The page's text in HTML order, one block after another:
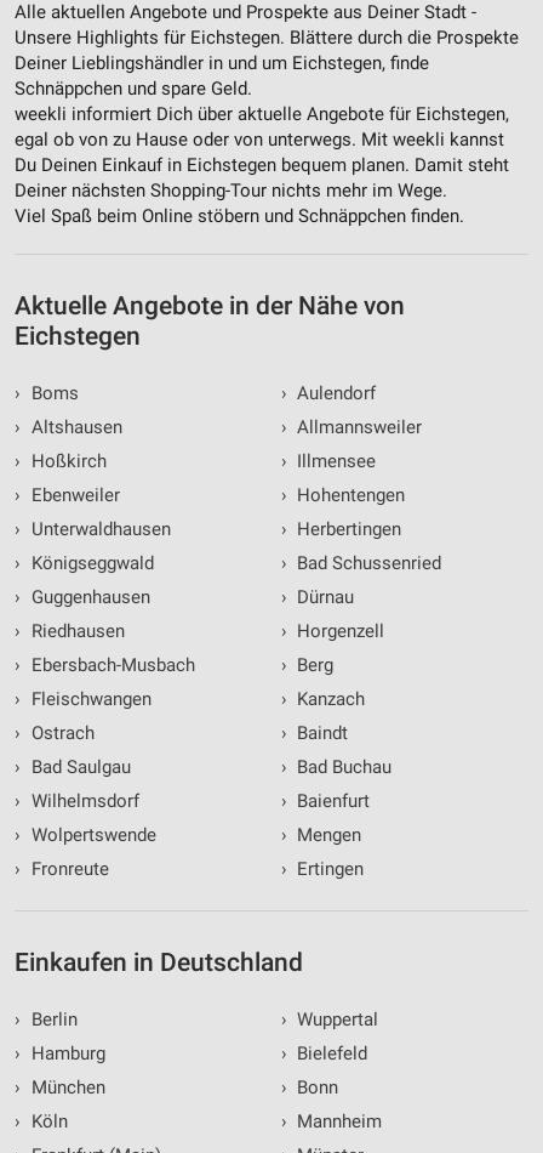
Alle aktuellen Angebote und Prospekte aus Deiner Stadt -
Unsere Highlights für Eichstegen. Blättere durch die Prospekte
Deiner Lieblingshändler in und um Eichstegen, finde
Schnäppchen und spare Geld.
weekli informiert Dich über aktuelle Angebote für Eichstegen,
egal ob von zu Hause oder von unterwegs. Mit weekli kannst
Du Deinen Einkauf in Eichstegen bequem planen. Damit steht
Deiner nächsten Shopping-Tour nichts mehr im Wege.
Viel Spaß beim Online stöbern und Schnäppchen finden.
Aktuelle Angebote in der Nähe von
Eichstegen
›
Boms
› Altshausen
›
Hoßkirch
›
Ebenweiler
›
Unterwaldhausen
›
Königseggwald
›
Guggenhausen
›
Riedhausen
›
Ebersbach-Musbach
›
Fleischwangen
›
Ostrach
›
Bad Saulgau
› Wilhelmsdorf
› Wolpertswende
›
Fronreute
› Aulendorf
› Allmannsweiler
› Illmensee
› Hohentengen
› Herbertingen
› Bad Schussenried
› Dürnau
› Horgenzell
› Berg
› Kanzach
› Baindt
› Bad Buchau
› Baienfurt
› Mengen
› Ertingen
Einkaufen in Deutschland
›
Berlin
›
Hamburg
›
München
›
Köln
› Wuppertal
› Bielefeld
› Bonn
› Mannheim